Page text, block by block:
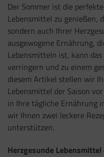
Der Sommer ist die
Lebensmittel zu genießen,
sondern auch Ihrer
ausgewogene Ernährung,
Lebensmitteln ist, kann
verringern und zu einem
diesem Artikel stellen wir
Lebensmittel der Saison
in Ihre tägliche Ernährung
wir Ihnen zwei leckere
unterstützen.
Herzgesunde